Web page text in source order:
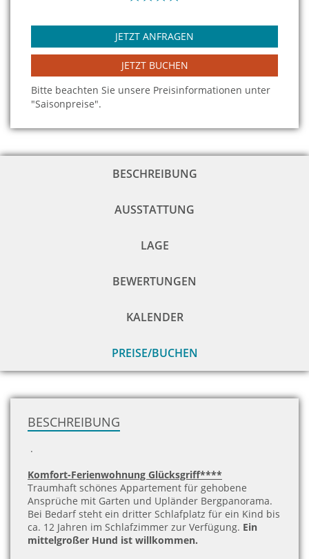
JETZT ANFRAGEN
JETZT BUCHEN
Bitte beachten Sie unsere Preisinformationen unter
"Saisonpreise".
BESCHREIBUNG
AUSSTATTUNG
LAGE
BEWERTUNGEN
KALENDER
PREISE/BUCHEN
BESCHREIBUNG
.
Komfort-Ferienwohnung Glücksgriff****
Traumhaft schönes Appartement für gehobene
Ansprüche mit Garten und Upländer Bergpanorama.
Bei Bedarf steht ein dritter Schlafplatz für ein Kind bis
ca. 12 Jahren im Schlafzimmer zur Verfügung. Ein
mittelgroßer Hund ist willkommen.